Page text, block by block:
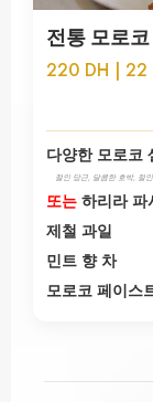
전통 모로
220 DH | 22
다양한 모로코
절인 당근, 달콤한 호박, 절
또는 하리라 파
제철 과일
민트 향 차
모로코 페이스